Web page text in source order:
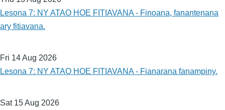
Lesona 7: NY ATAO HOE FITIAVANA - Finoana, fanantenana
ary fitiavana.
Fri 14 Aug 2026
Lesona 7: NY ATAO HOE FITIAVANA - Fianarana fanampiny.
Sat 15 Aug 2026